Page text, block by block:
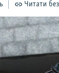
Читати